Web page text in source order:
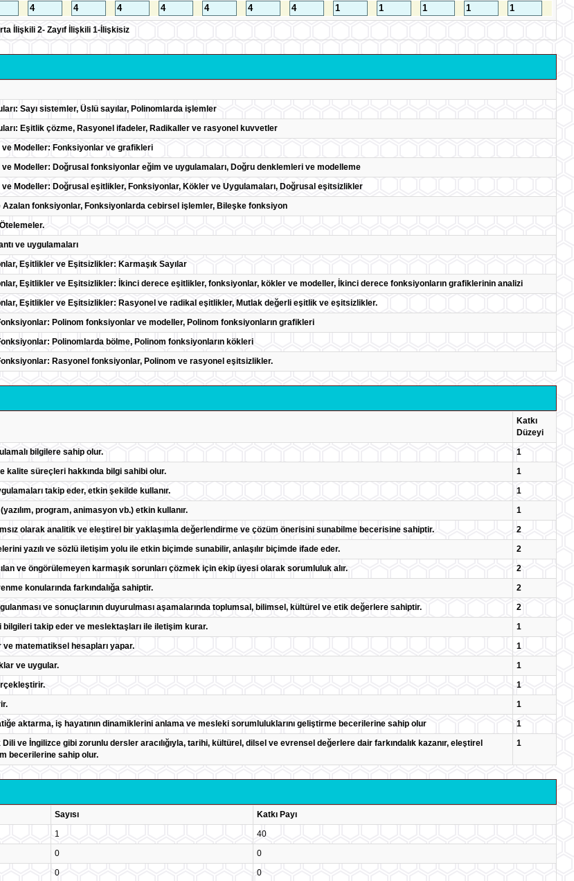
İlişkili 2- Zayıf İlişkili 1-İlişkisiz
Sayı sistemler, Üslü sayılar, Polinomlarda işlemler
Eşitlik çözme, Rasyonel ifadeler, Radikaller ve rasyonel kuvvetler
Modeller: Fonksiyonlar ve grafikleri
Modeller: Doğrusal fonksiyonlar eğim ve uygulamaları, Doğru denklemleri ve modelleme
Modeller: Doğrusal eşitlikler, Fonksiyonlar, Kökler ve Uygulamaları, Doğrusal eşitsizlikler
fonksiyonlar, Fonksiyonlarda cebirsel işlemler, Bileşke fonksiyon
ve uygulamaları
Eşitlikler ve Eşitsizlikler: Karmaşık Sayılar
Eşitlikler ve Eşitsizlikler: İkinci derece eşitlikler, fonksiyonlar, kökler ve modeller, İkinci derece fonksiyonların grafiklerinin analizi
Eşitlikler ve Eşitsizlikler: Rasyonel ve radikal eşitlikler, Mutlak değerli eşitlik ve eşitsizlikler.
Polinom fonksiyonlar ve modeller, Polinom fonksiyonların grafikleri
Polinomlarda bölme, Polinom fonksiyonların kökleri
Rasyonel fonksiyonlar, Polinom ve rasyonel eşitsizlikler.
Katkı
Düzeyi
bilgilere sahip olur.
1
kalite süreçleri hakkında bilgi sahibi olur.
1
takip eder, etkin şekilde kullanır.
1
program, animasyon vb.) etkin kullanır.
1
olarak analitik ve eleştirel bir yaklaşımla değerlendirme ve çözüm önerisini sunabilme becerisine sahiptir.
2
yazılı ve sözlü iletişim yolu ile etkin biçimde sunabilir, anlaşılır biçimde ifade eder.
2
ve öngörülemeyen karmaşık sorunları çözmek için ekip üyesi olarak sorumluluk alır.
2
konularında farkındalığa sahiptir.
2
ve sonuçlarının duyurulması aşamalarında toplumsal, bilimsel, kültürel ve etik değerlere sahiptir.
2
bilgileri takip eder ve meslektaşları ile iletişim kurar.
1
ve matematiksel hesapları yapar.
1
ve uygular.
1
1
1
aktarma, iş hayatının dinamiklerini anlama ve mesleki sorumluluklarını geliştirme becerilerine sahip olur
1
ve İngilizce gibi zorunlu dersler aracılığıyla, tarihi, kültürel, dilsel ve evrensel değerlere dair farkındalık kazanır, eleştirel
becerilerine sahip olur.
1
Sayısı
Katkı Payı
1
40
0
0
0
0